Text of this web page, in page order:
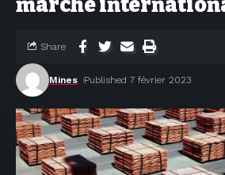
marché
Mines Published 7 février 2023
Share